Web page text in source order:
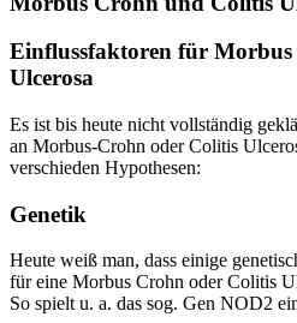
Einflussfaktoren für
Ulcerosa
Es ist bis heute nicht vollständig
an Morbus-Crohn oder Colitis
verschieden Hypothesen:
Genetik
Heute weiß man, dass einige
für eine Morbus Crohn oder Colitis
So spielt u. a. das sog. Gen NOD2